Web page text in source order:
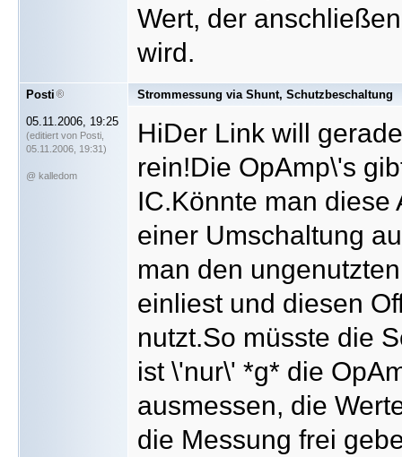
Wert, der
wird.
Posti
05.11.2006, 19:25
(editiert von Posti,
05.11.2006, 19:31)
@ kalledom
Strommessung via Shunt, Schutzbeschaltung
HiDer Link will
rein!Die OpAmp\'s
IC.Könnte man diese
einer Umschaltung
man den
einliest und diesen
nutzt.So müsste die
ist \'nur\' *g* die
ausmessen, die
die Messung frei